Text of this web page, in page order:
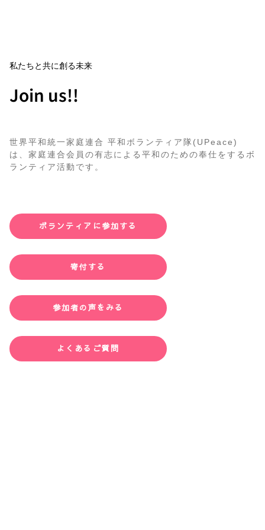
私たちと共に創る未来
Join us!!
世界平和統一家庭連合 平和ボランティア隊(UPeace)
は、家庭連合会員の有志による平和のための奉仕をするボ
ランティア活動です。
ボランティアに参加する
寄付する
参加者の声をみる
よくあるご質問